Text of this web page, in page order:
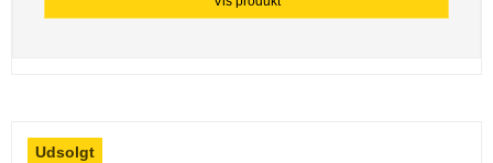
Udsolgt